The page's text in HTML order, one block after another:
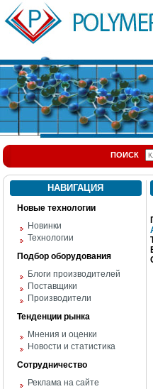
ПОИСК
НАВИГАЦИЯ
Новые технологии
Новинки
Технологии
Подбор оборудования
Блоги производителей
Поставщики
Производители
Тенденции рынка
Мнения и оценки
Новости и статистика
Сотрудничество
Реклама на сайте